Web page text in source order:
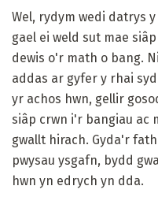
Wel, rydym wedi datrys
gael ei weld sut mae
dewis o'r math o bang.
addas ar gyfer y rhai
yr achos hwn, gellir
siâp crwn i'r bangiau ac
gwallt hirach. Gyda'r
pwysau ysgafn, bydd
hwn yn edrych yn dda.